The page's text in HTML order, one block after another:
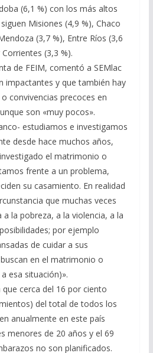
(6,1 %) con los más altos
Misiones (4,9 %), Chaco
(3,7 %), Entre Ríos (3,6
(3,3 %).
de FEIM, comentó a SEMlac
impactantes y que también hay
convivencias precoces en
son «muy pocos».
estudiamos e investigamos
desde hace muchos años,
el matrimonio o
frente a un problema,
su casamiento. En realidad
que muchas veces
a la pobreza, a la violencia, a la
por ejemplo
de cuidar a sus
en el matrimonio o
esa situación)».
cerca del 16 por ciento
del total de todos los
anualmente en este país
menores de 20 años y el 69
no son planificados.